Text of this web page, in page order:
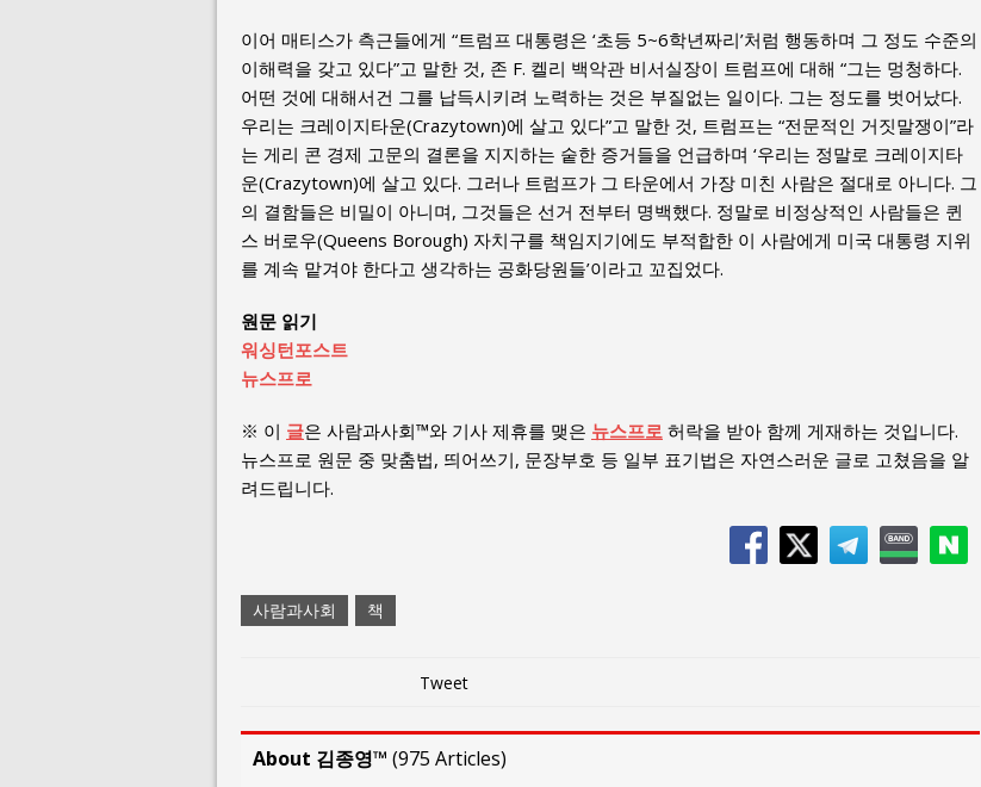
이어 매티스가 측근들에게 “트럼프 대통령은 ‘초등 5~6학년짜리’처럼 행동하며 그 정도 수준의
이해력을 갖고 있다”고 말한 것, 존 F. 켈리 백악관 비서실장이 트럼프에 대해 “그는 멍청하다.
어떤 것에 대해서건 그를 납득시키려 노력하는 것은 부질없는 일이다. 그는 정도를 벗어났다.
우리는 크레이지타운(Crazytown)에 살고 있다”고 말한 것, 트럼프는 “전문적인 거짓말쟁이”라
는 게리 콘 경제 고문의 결론을 지지하는 숱한 증거들을 언급하며 ‘우리는 정말로 크레이지타
운(Crazytown)에 살고 있다. 그러나 트럼프가 그 타운에서 가장 미친 사람은 절대로 아니다. 그
의 결함들은 비밀이 아니며, 그것들은 선거 전부터 명백했다. 정말로 비정상적인 사람들은 퀸
스 버로우(Queens Borough) 자치구를 책임지기에도 부적합한 이 사람에게 미국 대통령 지위
를 계속 맡겨야 한다고 생각하는 공화당원들’이라고 꼬집었다.
원문 읽기
워싱턴포스트
뉴스프로
※ 이 글은 사람과사회™와 기사 제휴를 맺은 뉴스프로 허락을 받아 함께 게재하는 것입니다.
뉴스프로 원문 중 맞춤법, 띄어쓰기, 문장부호 등 일부 표기법은 자연스러운 글로 고쳤음을 알
려드립니다.
사람과사회 책
Tweet
About 김종영™ (975 Articles)